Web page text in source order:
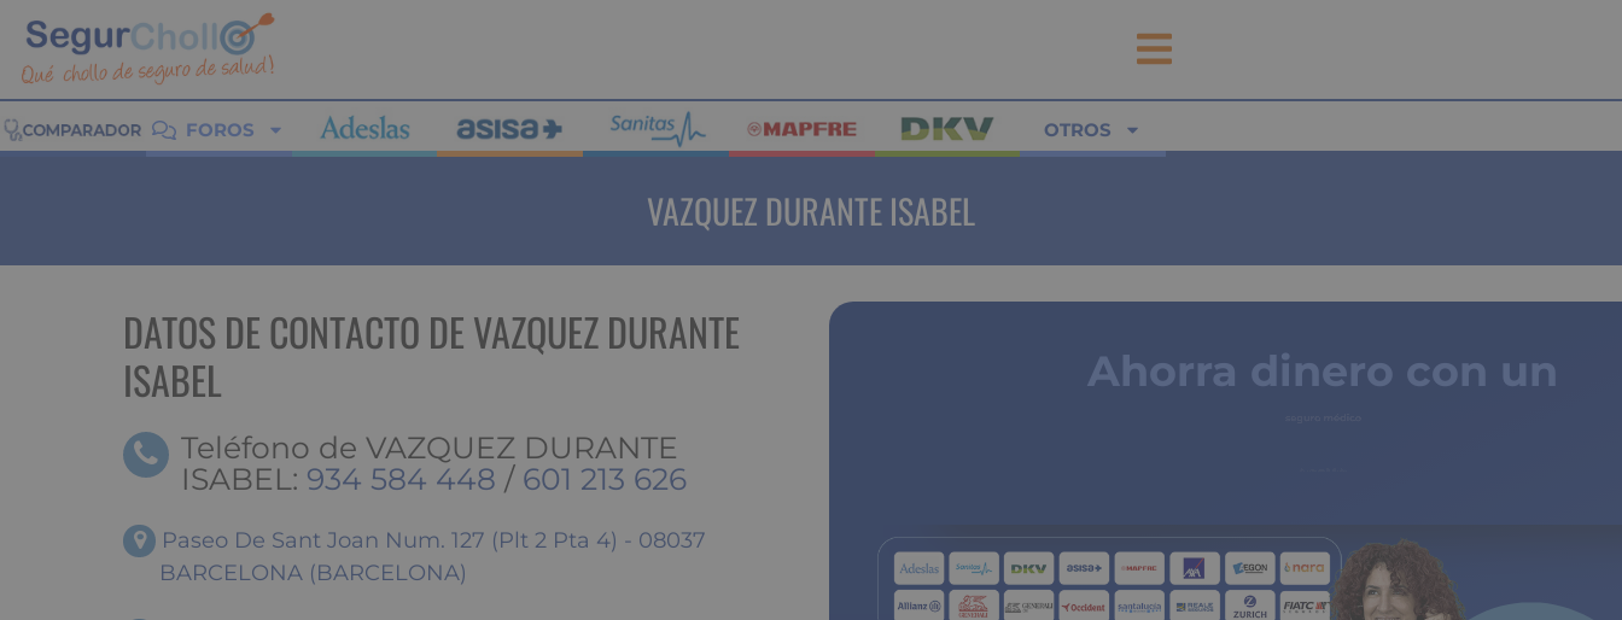
FOROS OTROS
VAZQUEZ DURANTE ISABEL
DATOS DE CONTACTO DE VAZQUEZ DURANTE
ISABEL
Teléfono de VAZQUEZ DURANTE
ISABEL: 934 584 448 / 601 213 626
Paseo De Sant Joan Num. 127 (Plt 2 Pta 4) - 08037
BARCELONA (BARCELONA)
Ahorra dinero con un